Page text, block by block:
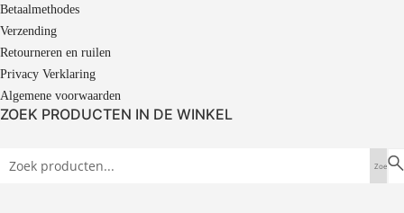
Betaalmethodes
Verzending
Retourneren en ruilen
Privacy Verklaring
Algemene voorwaarden
ZOEK PRODUCTEN IN DE WINKEL